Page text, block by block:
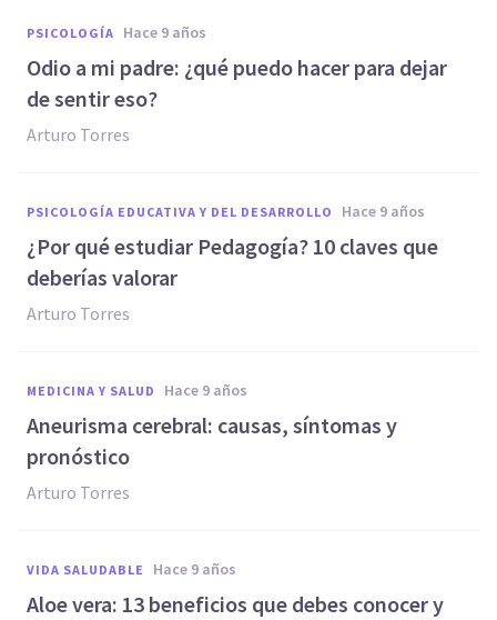
PSICOLOGÍA hace 9 años
​Odio a mi padre: ¿qué puedo hacer para dejar
de sentir eso?
Arturo Torres
PSICOLOGÍA EDUCATIVA Y DEL DESARROLLO hace 9 años
​¿Por qué estudiar Pedagogía? 10 claves que
deberías valorar
Arturo Torres
MEDICINA Y SALUD hace 9 años
​Aneurisma cerebral: causas, síntomas y
pronóstico
Arturo Torres
VIDA SALUDABLE hace 9 años
​Aloe vera: 13 beneficios que debes conocer y